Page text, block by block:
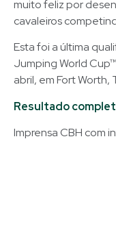
muito feliz por
cavaleiros
Esta foi a última
Jumping World
abril, em Fort Worth,
Resultado
Imprensa CBH com